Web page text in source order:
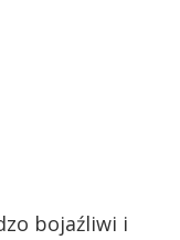
bojaźliwi i